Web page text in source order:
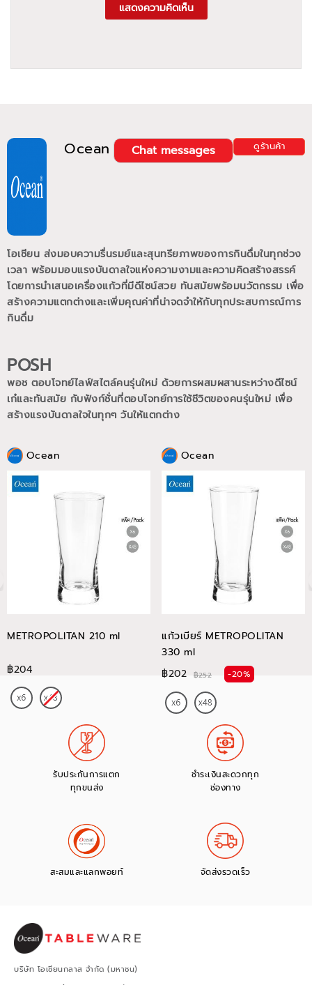
Ocean ดูร้านค้า
Chat messages
โอเชียน ส่งมอบความรื่นรมย์และสุนทรียภาพของการกินดื่มในทุกช่วง
เวลา พร้อมมอบแรงบันดาลใจแห่งความงามและความคิดสร้างสรรค์
โดยการนำเสนอเครื่องแก้วที่มีดีไซน์สวย ทันสมัยพร้อมนวัตกรรม เพื่อ
สร้างความแตกต่างและเพิ่มคุณค่าที่น่าจดจำให้กับทุกประสบการณ์การ
กินดื่ม
POSH
พอช ตอบโจทย์ไลฟ์สไตล์คนรุ่นใหม่ ด้วยการผสมผสานระหว่างดีไซน์
เก๋และทันสมัย กับฟังก์ชั่นที่ตอบโจทย์การใช้ชีวิตของคนรุ่นใหม่ เพื่อ
สร้างแรงบันดาลใจในทุกๆ วันให้แตกต่าง
Ocean
METROPOLITAN 210 ml
฿204
Ocean
แก้วเบียร์ METROPOLITAN
330 ml
฿202
฿252 -20%
แสดงความคิดเห็น
รับประกันการแตก
ทุกขนส่ง
ชำระเงินสะดวกทุก
ช่องทาง
สะสมและแลกพอยท์ จัดส่งรวดเร็ว
บริษัท โอเชียนกลาส จำกัด (มหาชน)